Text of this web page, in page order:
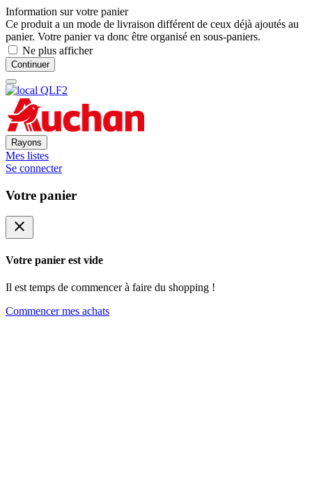
Information sur votre panier
Ce produit a un mode de livraison différent de ceux déjà ajoutés au
panier. Votre panier va donc être organisé en sous-paniers.
Ne plus afficher
Continuer
Rayons
Mes listes
Se connecter
Votre panier
close
Votre panier est vide
Il est temps de commencer à faire du shopping !
Commencer mes achats